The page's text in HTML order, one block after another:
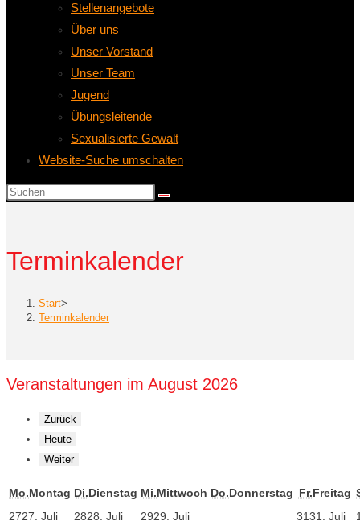
Stellenangebote
Über uns
Unser Vorstand
Unser Team
Jugend
Übungsleitende
Sexualisierte Gewalt
Website-Suche umschalten
Terminkalender
Start>
Terminkalender
Veranstaltungen im August 2026
Zurück
Heute
Weiter
Mo.Montag Di.Dienstag Mi.Mittwoch Do.Donnerstag Fr.Freitag
2727. Juli 2828. Juli 2929. Juli 3131. Juli